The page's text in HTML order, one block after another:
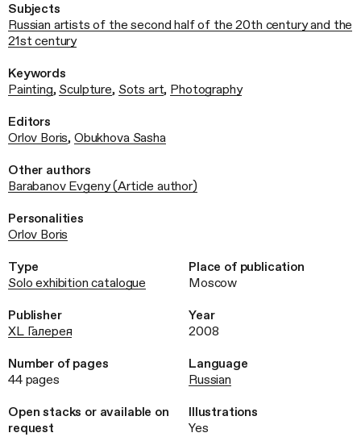
Subjects
Russian artists of the second half of the 20th century and the
21st century
Keywords
Painting,Sculpture, Sots art, Photography
Editors
Orlov Boris, Obukhova Sasha
Other authors
Barabanov Evgeny (Article author)
Personalities
Orlov Boris
Type
Solo exhibition catalogue
Place of publication
Moscow
Publisher
XL Галерея
Year
2008
Number of pages
44 pages
Language
Russian
Open stacks or available on
request
Illustrations
Yes